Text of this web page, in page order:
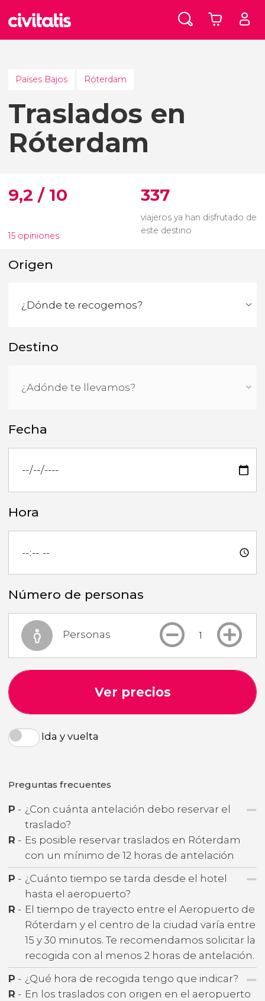
Países Bajos Róterdam
Traslados en
Róterdam
9,2 / 10
15 opiniones
337
viajeros ya han disfrutado de
este destino
Origen
Destino
Fecha
Hora
Número de personas
Personas
Ver precios
Ida y vuelta
Preguntas frecuentes
P - ¿Con cuánta antelación debo reservar el
traslado?
R - Es posible reservar traslados en Róterdam
con un mínimo de 12 horas de antelación
P - ¿Cuánto tiempo se tarda desde el hotel
hasta el aeropuerto?
R - El tiempo de trayecto entre el Aeropuerto de
Róterdam y el centro de la ciudad varía entre
15 y 30 minutos. Te recomendamos solicitar la
recogida con al menos 2 horas de antelación.
P - ¿Qué hora de recogida tengo que indicar?
R - En los traslados con origen en el aeropuerto